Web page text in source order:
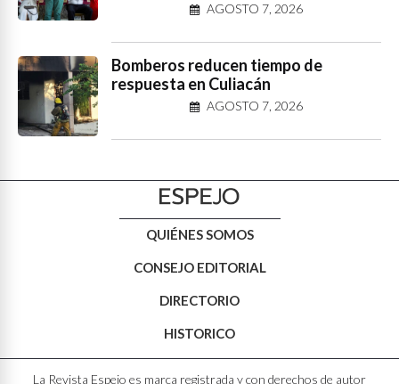
AGOSTO 7, 2026
Bomberos reducen tiempo de
respuesta en Culiacán
AGOSTO 7, 2026
QUIÉNES SOMOS
CONSEJO EDITORIAL
DIRECTORIO
HISTORICO
La Revista Espejo es marca registrada y con derechos de autor